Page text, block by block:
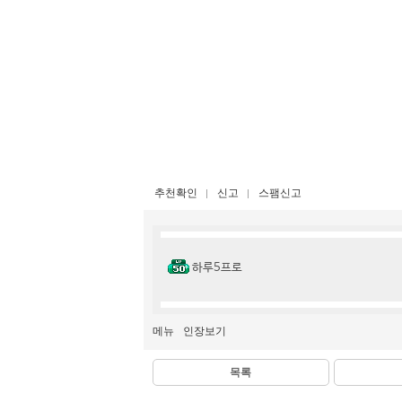
추천확인 신고 스팸신고
하루5프로
메뉴 인장보기
목록